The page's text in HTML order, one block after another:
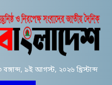
৯ই আগস্ট, ২০২৬ খ্রিস্টাব্দ